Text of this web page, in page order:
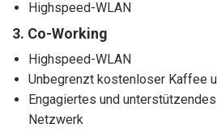
Highspeed-WLAN
3. Co-Working
Highspeed-WLAN
Unbegrenzt kostenloser Kaffee
Engagiertes und
Netzwerk